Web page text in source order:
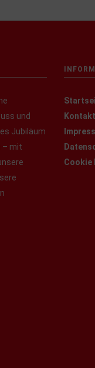
und
Jubiläum
– mit
Kontakt
Cookie